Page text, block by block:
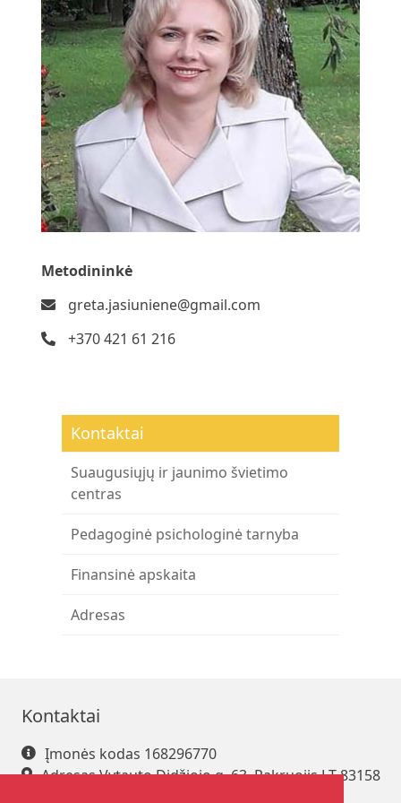
Metodininkė
greta.jasiuniene@gmail.com
+370 421 61 216
Kontaktai
Suaugusiųjų ir jaunimo švietimo
centras
Pedagoginė psichologinė tarnyba
Finansinė apskaita
Adresas
Kontaktai
Įmonės kodas 168296770
Adresas Vytauto Didžiojo g. 63, Pakruojis LT-83158